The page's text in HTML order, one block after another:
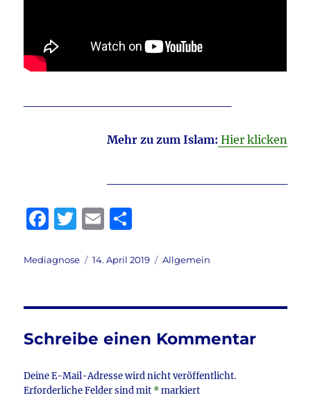
Mehr zu zum Islam: Hier klicken
F
c
b
o
o
k
T
it
r
E
ai le
Autor
Mediagnose
Veröffentlicht
14. April 2019 Kategorien
Allgemein
Schreibe einen Kommentar
Deine E-Mail-Adresse wird nicht veröffentlicht.
Erforderliche Felder sind mit *markiert